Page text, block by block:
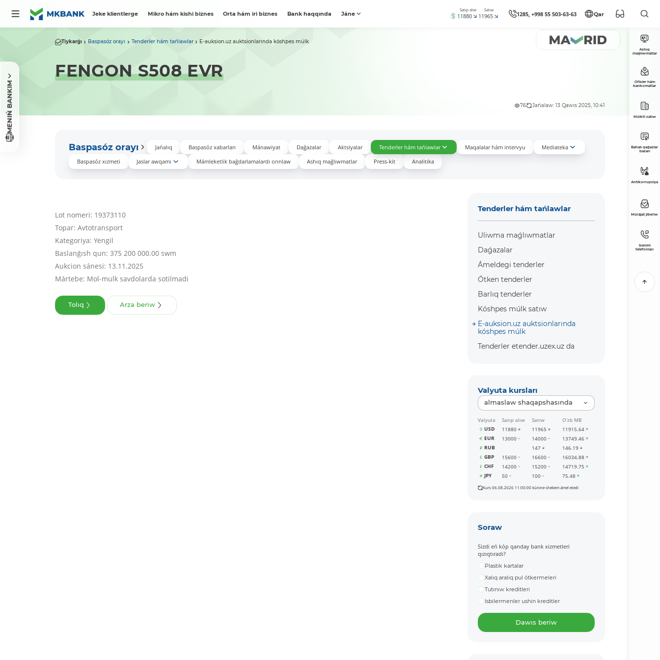
Jeke klientlerge Mikro hám kishi biznes Orta hám iri biznes Bank haqqında Jáne
Satıp alıw
11880
Satıw
11965 1285, +998 55 503-63-63 Qar
MENIŃ BANKIM
Tiykarǵı Baspasóz orayı Tenderler hám tańlawlar E-auksion.uz auktsionlarında kóshpes múlk
FENGON S508 EVR
76 Jańalaw: 13 Qawıs 2025, 10:41
Baspasóz orayı Jańalıq Baspasóz xabarları Mánawiyat Daǵazalar Aktsiyalar Tenderler hám tańlawlar Maqalalar hám intervyu
Mediateka
Baspasóz xızmeti
Jaslar awqamı Mámleketlik baǵdarlamalardı orınlaw Ashıq maǵlıwmatlar Press-kit Analitika
Lot nomeri: 19373110
Topar: Avtotransport
Kategoriya: Yengil
Baslanǵısh qun: 375 200 000.00 swm
Aukcion sánesi: 13.11.2025
Mártebe: Mol-mulk savdolarda sotilmadi
Tolıq Arza beriw
Tenderler hám tańlawlar
Uliwma maǵlıwmatlar
Daǵazalar
Ámeldegi tenderler
Ótken tenderler
Barlıq tenderler
Kóshpes múlk satıw
E-auksion.uz auktsionlarında
kóshpes múlk
Tenderler etender.uzex.uz da
Valyuta kursları
almaslaw shaqapshasında
Valyuta Satıp alıw Satıw
O‘zb MB
USD
11880 11965
11915.64
EUR
13000 14000
13749.46
RUB
147
146.19
GBP
15600 16600
16034.88
CHF
14200 15200
14719.75
JPY
50 100 75.48
Kurs 06.08.2026 11:00:00 kúnine shekem ámel etedi
Soraw
Sizdi eń kóp qanday bank xizmetleri
qızıqtıradı?
Plastik kartalar
Xalıq aralıq pul ótkermeleri
Tutınıw kreditleri
Isbilermenler ushin kreditler
Dawıs beriw
Ashıq
maǵlıwmatlar
Ofisler hám
bankomatlar
Múlkti satıw
Bahalı qaǵazlar
bazarı
Antikorrupsiya
Múrájat jiberiw
Isenim
telefonları